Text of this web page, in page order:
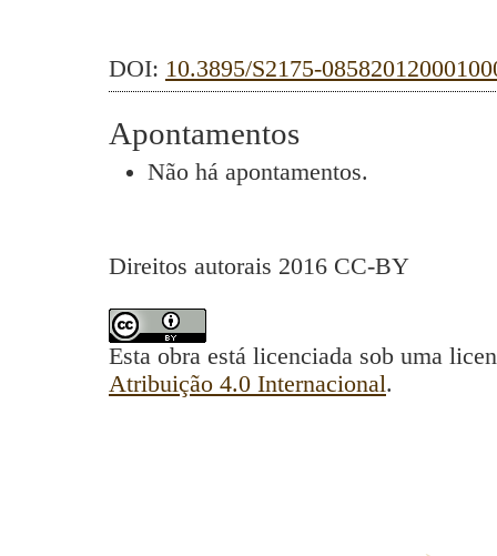
DOI: 10.3895/S2175-
Apontamentos
Não há apontamentos.
Direitos autorais 2016 CC-BY
Esta obra está licenciada sob uma
Atribuição 4.0 Internacional.